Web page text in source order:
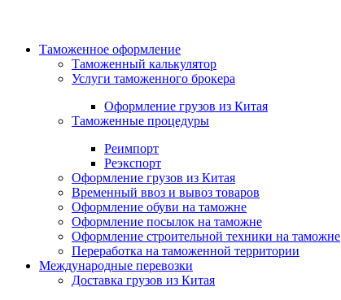
Таможенное оформление
Таможенный калькулятор
Услуги таможенного брокера
Оформление грузов из Китая
Таможенные процедуры
Реимпорт
Реэкспорт
Оформление грузов из Китая
Временный ввоз и вывоз товаров
Оформление обуви на таможне
Оформление посылок на таможне
Оформление строительной техники на таможне
Переработка на таможенной территории
Международные перевозки
Доставка грузов из Китая